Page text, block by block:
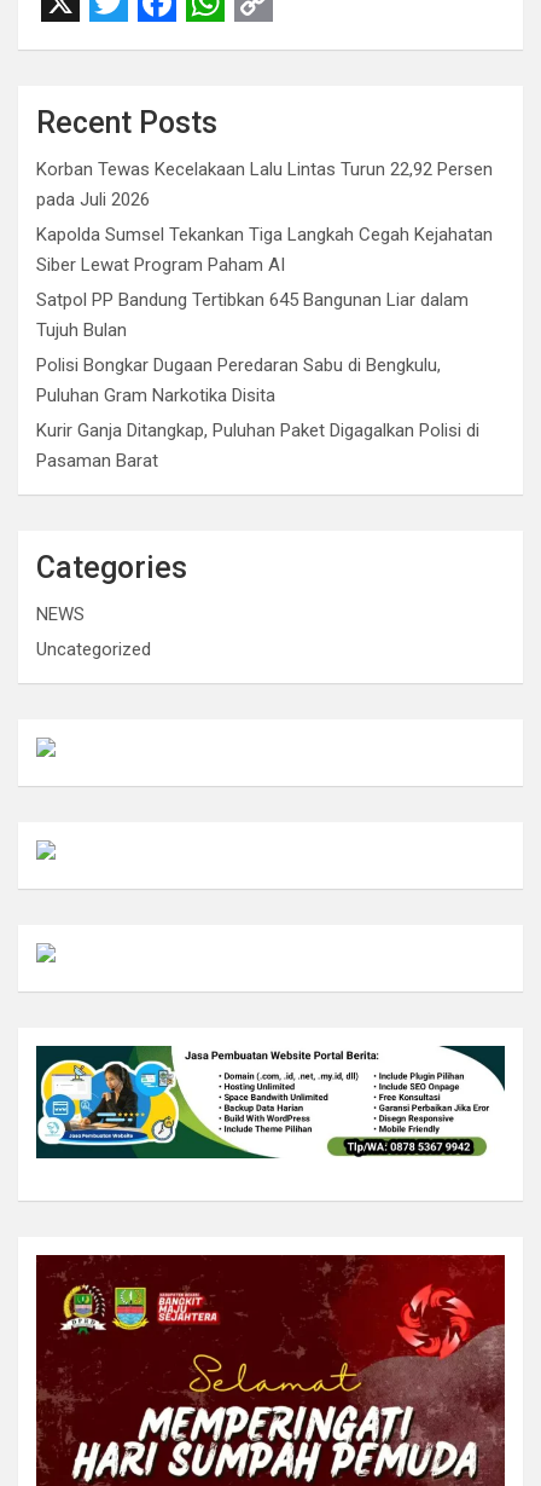
X T
i
t
t
e
r
F
c
e
b
o
o
k
W
a
t
A
p
p
C
y
i
n
k
Recent Posts
Korban Tewas Kecelakaan Lalu Lintas Turun 22,92 Persen
pada Juli 2026
Kapolda Sumsel Tekankan Tiga Langkah Cegah Kejahatan
Siber Lewat Program Paham AI
Satpol PP Bandung Tertibkan 645 Bangunan Liar dalam
Tujuh Bulan
Polisi Bongkar Dugaan Peredaran Sabu di Bengkulu,
Puluhan Gram Narkotika Disita
Kurir Ganja Ditangkap, Puluhan Paket Digagalkan Polisi di
Pasaman Barat
Categories
NEWS
Uncategorized